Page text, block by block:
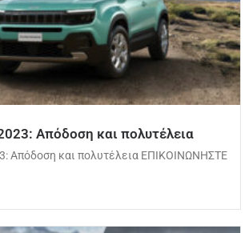
Απόδοση και πολυτέλεια
Απόδοση και πολυτέλεια ΕΠΙΚΟΙΝΩΝΗΣΤΕ